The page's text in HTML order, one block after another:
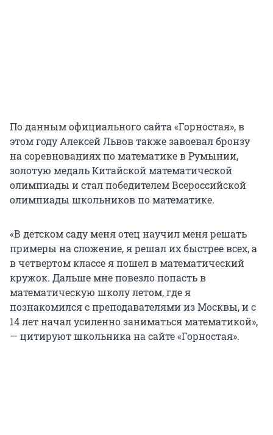
По данным официального сайта «Горностая», в
этом году Алексей Львов также завоевал бронзу
на соревнованиях по математике в Румынии,
золотую медаль Китайской математической
олимпиады и стал победителем Всероссийской
олимпиады школьников по математике.
«В детском саду меня отец научил меня решать
примеры на сложение, я решал их быстрее всех, а
в четвертом классе я пошел в математический
кружок. Дальше мне повезло попасть в
математическую школу летом, где я
познакомился с преподавателями из Москвы, и с
14 лет начал усиленно заниматься математикой»,
— цитируют школьника на сайте «Горностая».